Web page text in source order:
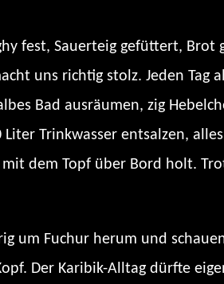
fest, Sauerteig gefüttert, Brot
uns richtig stolz. Jeden Tag
Bad ausräumen, zig
Trinkwasser entsalzen,
dem Topf über Bord holt.
um Fuchur herum und
Der Karibik-Alltag dürfte